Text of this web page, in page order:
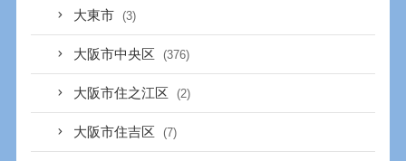
大東市 (3)
大阪市中央区 (376)
大阪市住之江区 (2)
大阪市住吉区 (7)